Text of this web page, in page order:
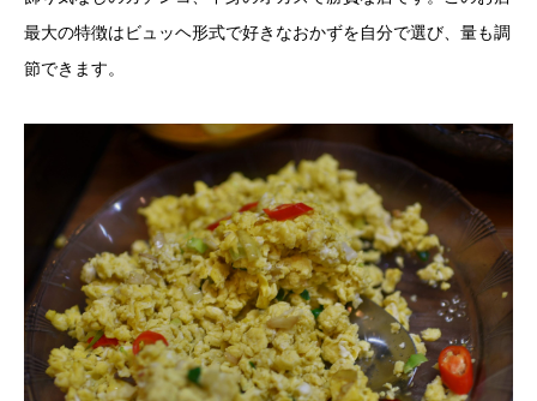
最大の特徴はビュッヘ形式で好きなおかずを自分で選び、量も調
節できます。